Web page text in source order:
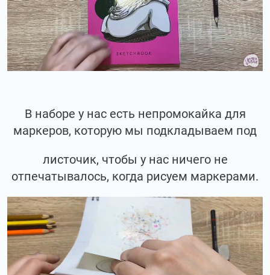
В наборе у нас есть непромокайка для
маркеров, которую мы подкладываем под
листочик, чтобы у нас ничего не
отпечатывалось, когда рисуем маркерами.